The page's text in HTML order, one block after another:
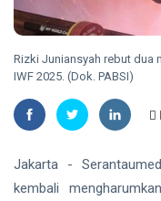
PT
Bintan
Karya
Bahari
DPKP
Serahkan
Buaya Muara
ke BPSPL dan
Taman Safari
06 Aug,
2026
21
views
HUKRIM
Ekshumasi
Pelajar di
06 Aug,
2026
views
Rizki Juniansyah rebut dua
IWF 2025. (Dok. PABSI)
Jakarta -
kembali